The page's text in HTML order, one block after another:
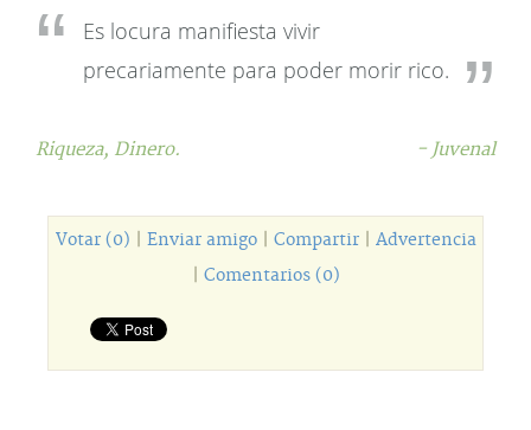
Es locura manifiesta vivir
precariamente para poder morir rico.
Riqueza, Dinero. - Juvenal
Votar (0) Enviar amigo| Compartir| Advertencia
Comentarios (0)